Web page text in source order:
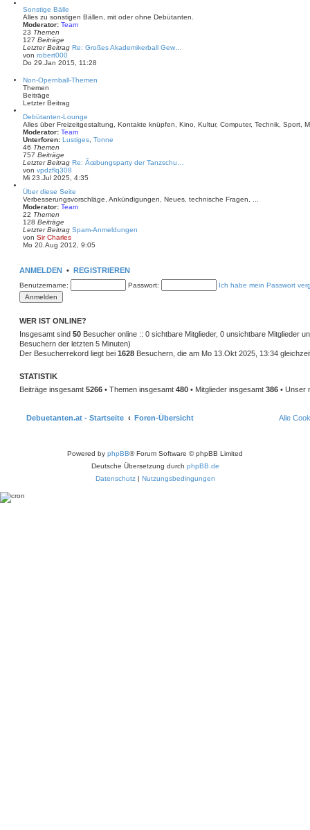
s
t
B
i
r
Sonstige Bälle
Alles zu sonstigen Bällen, mit oder ohne Debütanten.
Moderator: Team
23 Themen
127 Beiträge
Letzter Beitrag Re: Großes Akademikerball Gew…
von robert000N
e
e
s
r
B
e
i
t
g
Do 29.Jan 2015, 11:28
Non-Opernball-Themen
Themen
Beiträge
Letzter Beitrag
Debütanten-Lounge
Alles über Freizeitgestaltung, Kontakte knüpfen, Kino, Kultur, Computer, Technik, Sport,
Moderator: Team
Unterforen: Lustiges Tonne
46 Themen
757 Beiträge
Letzter Beitrag Re: Ãœbungsparty der Tanzschu…
von vpdzflq308
e
e
s
t
B
i
a
Mi 23.Jul 2025, 4:35
Über diese Seite
Verbesserungsvorschläge, Ankündigungen, Neues, technische Fragen, ...
Moderator: Team
22 Themen
128 Beiträge
Letzter Beitrag Spam-Anmeldungen
von Sir CharlesN
e
s
e
r
t
a
g
Mo 20.Aug 2012, 9:05
ANMELDEN • REGISTRIEREN
Benutzername: Passwort: Ich habe mein Passwort
WER IST ONLINE?
Insgesamt sind 50 Besucher online :: 0 sichtbare Mitglieder, 0 unsichtbare Mitglieder
Besuchern der letzten 5 Minuten)
Der Besucherrekord liegt bei 1628 Besuchern, die am Mo 13.Okt 2025, 13:34
STATISTIK
Beiträge insgesamt 5266 • Themen insgesamt 480 • Mitglieder insgesamt 386 • Unser
Debuetanten.at - Startseite Foren-Übersicht Alle
Powered by phpBB® Forum Software © phpBB Limited
Deutsche Übersetzung durch phpBB.de
Datenschutz | Nutzungsbedingungen